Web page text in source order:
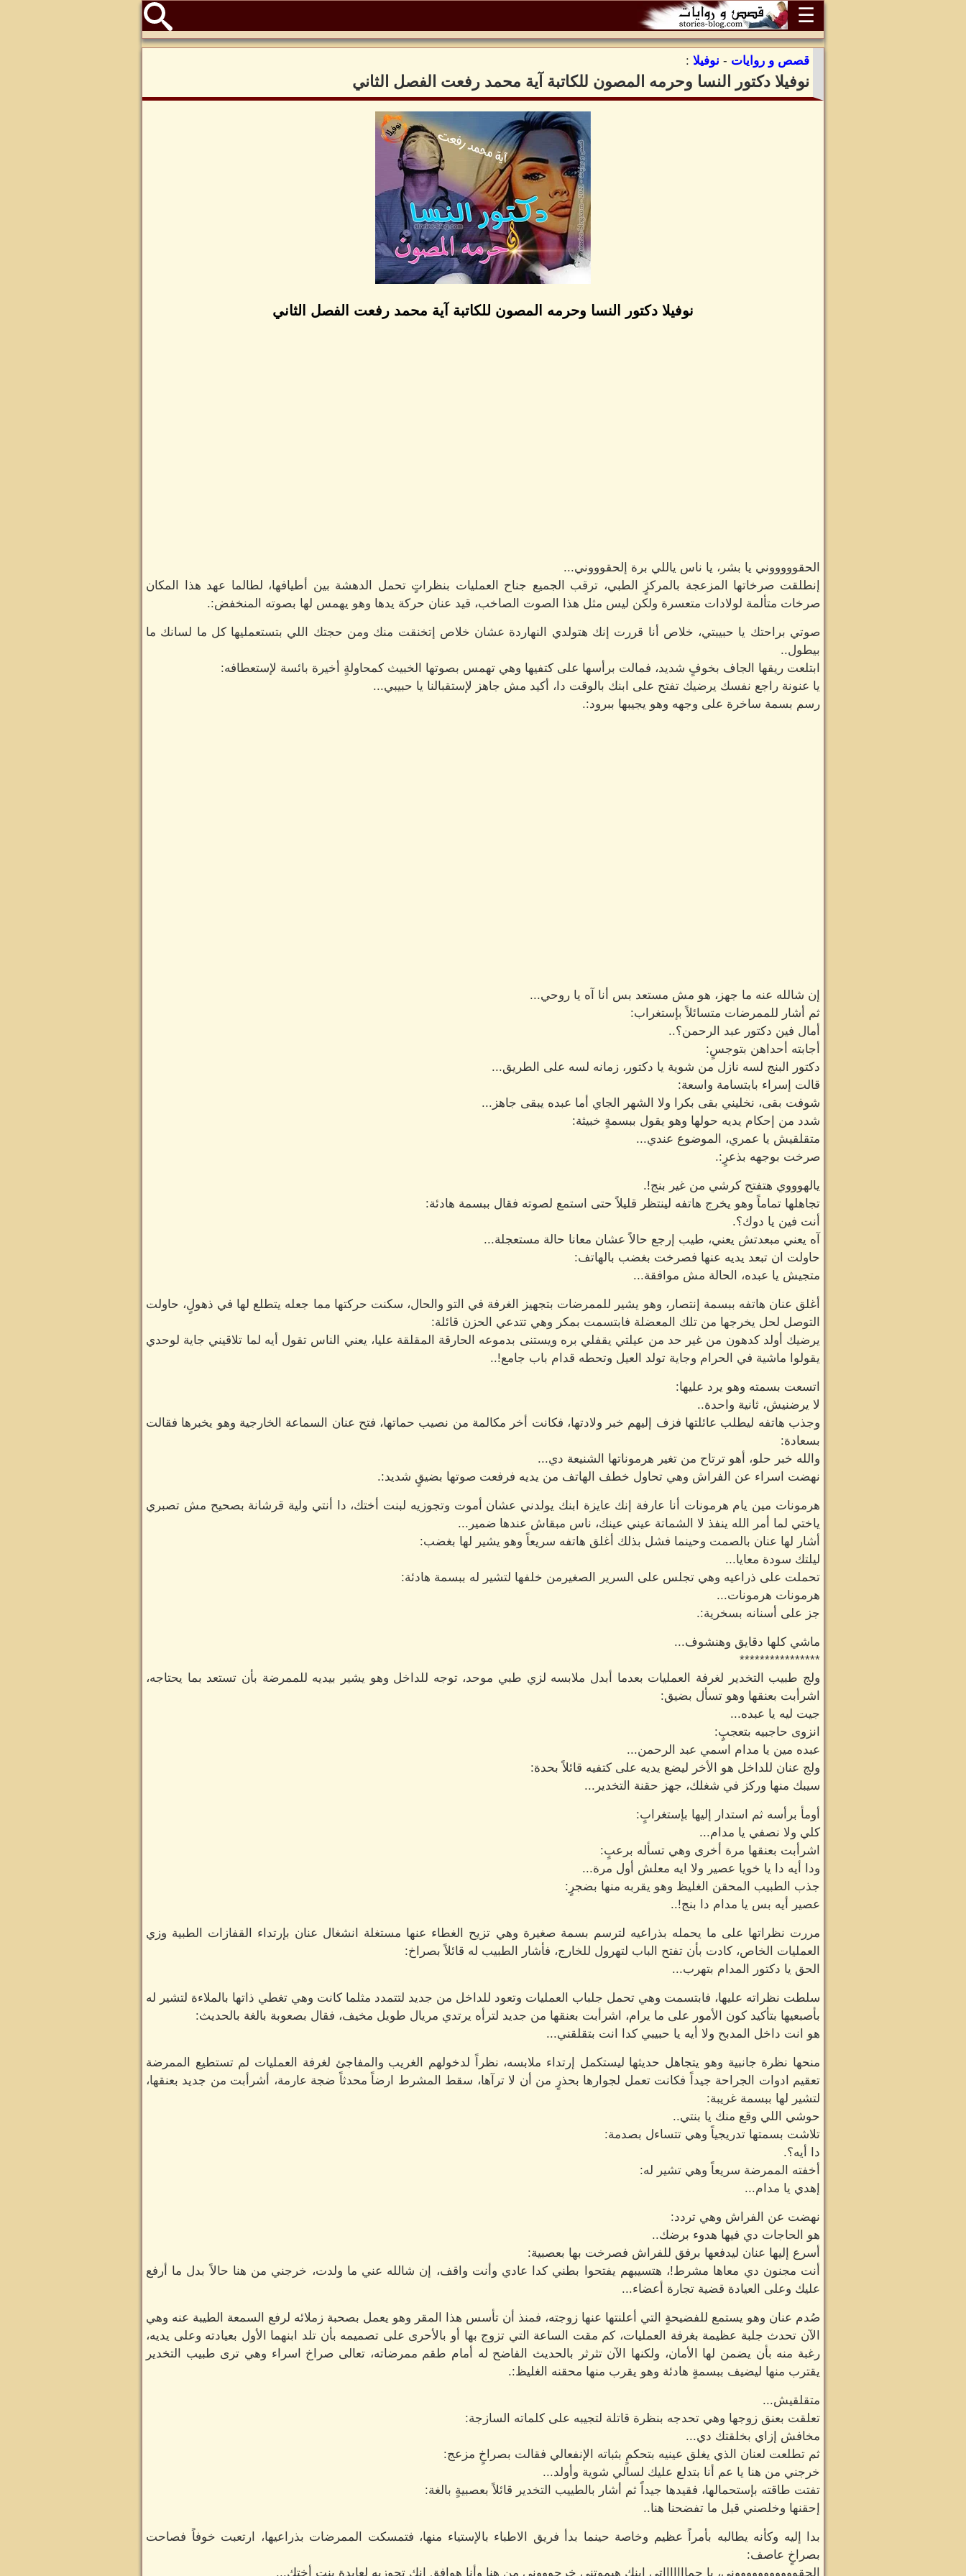
☰
قصص و روايات - نوفيلا :
نوفيلا دكتور النسا وحرمه المصون للكاتبة آية محمد رفعت الفصل الثاني
نوفيلا دكتور النسا وحرمه المصون للكاتبة آية محمد رفعت الفصل الثاني
الحقوووووني يا بشر، يا ناس ياللي برة إلحقوووني...
إنطلقت صرخاتها المزعجة بالمركزٍ الطبي، ترقب الجميع جناح العمليات بنظراتٍ تحمل الدهشة بين أطيافها، لطالما عهد هذا المكان
صرخات متألمة لولادات متعسرة ولكن ليس مثل هذا الصوت الصاخب، قيد عنان حركة يدها وهو يهمس لها بصوته المنخفض:.
صوتي براحتك يا حبيبتي، خلاص أنا قررت إنك هتولدي النهاردة عشان خلاص إتخنقت منك ومن حجتك اللي بتستعمليها كل ما لسانك ما
بيطول..
ابتلعت ريقها الجاف بخوفٍ شديد، فمالت برأسها على كتفيها وهي تهمس بصوتها الخبيث كمحاولةٍ أخيرة بائسة لإستعطافه:
يا عنونة راجع نفسك يرضيك تفتح على ابنك بالوقت دا، أكيد مش جاهز لإستقبالنا يا حبيبي...
رسم بسمة ساخرة على وجهه وهو يجيبها ببرود:.
إن شالله عنه ما جهز، هو مش مستعد بس أنا آه يا روحي...
ثم أشار للممرضات متسائلاً بإستغراب:
أمال فين دكتور عبد الرحمن؟..
أجابته أحداهن بتوجسٍ:
دكتور البنج لسه نازل من شوية يا دكتور، زمانه لسه على الطريق...
قالت إسراء بابتسامة واسعة:
شوفت بقى، نخليني بقى بكرا ولا الشهر الجاي أما عبده يبقى جاهز...
شدد من إحكام يديه حولها وهو يقول ببسمةٍ خبيثة:
متقلقيش يا عمري، الموضوع عندي...
صرخت بوجهه بذعرٍ:.
يالهوووي هتفتح كرشي من غير بنج!.
تجاهلها تماماً وهو يخرج هاتفه لينتظر قليلاً حتى استمع لصوته فقال ببسمة هادئة:
أنت فين يا دوك؟.
آه يعني مبعدتش يعني، طيب إرجع حالاً عشان معانا حالة مستعجلة...
حاولت ان تبعد يديه عنها فصرخت بغضب بالهاتف:
متجيش يا عبده، الحالة مش موافقة...
أغلق عنان هاتفه ببسمة إنتصار، وهو يشير للممرضات بتجهيز الغرفة في التو والحال، سكنت حركتها مما جعله يتطلع لها في ذهولٍ، حاولت
التوصل لحل يخرجها من تلك المعضلة فابتسمت بمكر وهي تتدعي الحزن قائلة:
يرضيك أولد كدهون من غير حد من عيلتي يقفلي بره ويستنى بدموعه الحارقة المقلقة عليا، يعني الناس تقول أيه لما تلاقيني جاية لوحدي
يقولوا ماشية في الحرام وجاية تولد العيل وتحطه قدام باب جامع!..
اتسعت بسمته وهو يرد عليها:
لا يرضنيش، ثانية واحدة..
وجذب هاتفه ليطلب عائلتها فزف إليهم خبر ولادتها، فكانت أخر مكالمة من نصيب حماتها، فتح عنان السماعة الخارجية وهو يخبرها فقالت
بسعادة:
والله خبر حلو، أهو ترتاح من تغير هرموناتها الشنيعة دي...
نهضت اسراء عن الفراش وهي تحاول خطف الهاتف من يديه فرفعت صوتها بضيقٍ شديد:.
هرمونات مين يام هرمونات أنا عارفة إنك عايزة ابنك يولدني عشان أموت وتجوزيه لبنت أختك، دا أنتي ولية قرشانة بصحيح مش تصبري
ياختي لما أمر الله ينفذ لا الشماتة عيني عينك، ناس مبقاش عندها ضمير...
أشار لها عنان بالصمت وحينما فشل بذلك أغلق هاتفه سريعاً وهو يشير لها بغضب:
ليلتك سودة معايا...
تحملت على ذراعيه وهي تجلس على السرير الصغيرمن خلفها لتشير له ببسمة هادئة:
هرمونات هرمونات...
جز على أسنانه بسخرية:.
ماشي كلها دقايق وهنشوف...
****************
ولج طبيب التخدير لغرفة العمليات بعدما أبدل ملابسه لزي طبي موحد، توجه للداخل وهو يشير بيديه للممرضة بأن تستعد بما يحتاجه،
اشرأبت بعنقها وهو تسأل بضيق:
جيت ليه يا عبده...
انزوى حاجبيه بتعجبٍ:
عبده مين يا مدام اسمي عبد الرحمن...
ولج عنان للداخل هو الأخر ليضع يديه على كتفيه قائلاً بحدة:
سيبك منها وركز في شغلك، جهز حقنة التخدير...
أومأ برأسه ثم استدار إليها بإستغرابٍ:
كلي ولا نصفي يا مدام...
اشرأبت بعنقها مرة أخرى وهي تسأله برعبٍ:
ودا أيه دا يا خويا عصير ولا ايه معلش أول مرة...
جذب الطبيب المحقن الغليظ وهو يقربه منها بضجرٍ:
عصير أيه بس يا مدام دا بنج!..
مررت نظراتها على ما يحمله بذراعيه لترسم بسمة صغيرة وهي تزيح الغطاء عنها مستغلة انشغال عنان بإرتداء القفازات الطبية وزي
العمليات الخاص، كادت بأن تفتح الباب لتهرول للخارج، فأشار الطبيب له قائلاً بصراخ:
الحق يا دكتور المدام بتهرب...
سلطت نظراته عليها، فابتسمت وهي تحمل جلباب العمليات وتعود للداخل من جديد لتتمدد مثلما كانت وهي تغطي ذاتها بالملاءة لتشير له
بأصبعيها بتأكيد كون الأمور على ما يرام، اشرأبت بعنقها من جديد لترأه يرتدي مريال طويل مخيف، فقال بصعوبة بالغة بالحديث:
هو انت داخل المدبح ولا أيه يا حبيبي كدا انت بتقلقني...
منحها نظرة جانبية وهو يتجاهل حديثها ليستكمل إرتداء ملابسه، نظراً لدخولهم الغريب والمفاجئ لغرفة العمليات لم تستطيع الممرضة
تعقيم ادوات الجراحة جيداً فكانت تعمل لجوارها بحذرٍ من أن لا ترآها، سقط المشرط ارضاً محدثاً ضجة عارمة، أشرأبت من جديد بعنقها،
لتشير لها ببسمة غريبة:
حوشي اللي وقع منك يا بنتي..
تلاشت بسمتها تدريجياً وهي تتساءل بصدمة:
دا أيه؟.
أخفته الممرضة سريعاً وهي تشير له:
إهدي يا مدام...
نهضت عن الفراش وهي تردد:
هو الحاجات دي فيها هدوء برضك..
أسرع إليها عنان ليدفعها برفق للفراش فصرخت بها بعصبية:
أنت مجنون دي معاها مشرط!، هتسيبهم يفتحوا بطني كدا عادي وأنت واقف، إن شالله عني ما ولدت، خرجني من هنا حالاً بدل ما أرفع
عليك وعلى العيادة قضية تجارة أعضاء...
صُدم عنان وهو يستمع للفضيحةٍ التي أعلنتها عنها زوجته، فمنذ أن تأسس هذا المقر وهو يعمل بصحبة زملائه لرفع السمعة الطيبة عنه وهي
الآن تحدث جلبة عظيمة بغرفة العمليات، كم مقت الساعة التي تزوج بها أو بالأحرى على تصميمه بأن تلد ابنهما الأول بعيادته وعلى يديه،
رغبة منه بأن يضمن لها الأمان، ولكنها الآن تثرثر بالحديث الفاضح له أمام طقم ممرضاته، تعالى صراخ اسراء وهي ترى طبيب التخدير
يقترب منها ليضيف ببسمةٍ هادئة وهو يقرب منها محقنه الغليظ:.
متقلقيش...
تعلقت بعنق زوجها وهي تحدجه بنظرة قاتلة لتجيبه على كلماته السازجة:
مخافش إزاي بخلقتك دي...
ثم تطلعت لعنان الذي يغلق عينيه بتحكمٍ بثباته الإنفعالي فقالت بصراخٍ مزعج:
خرجني من هنا يا عم أنا بتدلع عليك لسالي شوية وأولد...
تفتت طاقته بإستحمالها، فقيدها جيداً ثم أشار بالطييب التخدير قائلاً بعصبيةٍ بالغة:
إحقنها وخلصني قبل ما تفضحنا هنا..
بدا إليه وكأنه يطالبه بأمراً عظيم وخاصة حينما بدأ فريق الاطباء بالإستياء منها، فتمسكت الممرضات بذراعيها، ارتعبت خوفاً فصاحت
بصراخٍ عاصف:
الحقوووووووووووني، يا حماااااااتي ابنك هيموتني خرجوووني من هنا وأنا هوافق إنك تجوزيه لعايدة بنت أختك...